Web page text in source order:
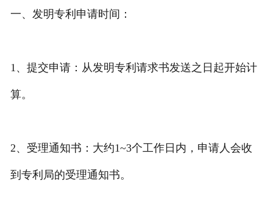
一、发明专利申请时间：
1、提交申请：从发明专利请求书发送之日起开始计
算。
2、受理通知书：大约1~3个工作日内，申请人会收
到专利局的受理通知书。